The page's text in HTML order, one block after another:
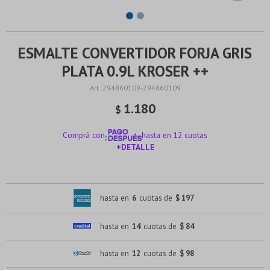
ESMALTE CONVERTIDOR FORJA GRIS
PLATA 0.9L KROSER ++
294860109-294860109
$ 1.180
Comprá con
hasta en 12 cuotas
+DETALLE
hasta en 6 cuotas de $ 197
hasta en 14 cuotas de $ 84
hasta en 12 cuotas de $ 98